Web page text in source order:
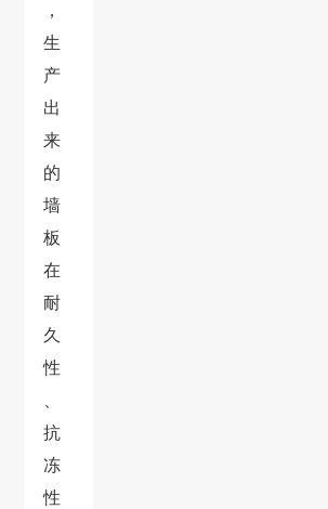
，
生
产
出
来
的
墙
板
在
耐
久
性
抗
冻
性